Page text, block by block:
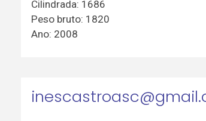
Cilindrada: 1686
Peso bruto: 1820
Ano: 2008